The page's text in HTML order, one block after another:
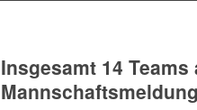
Insgesamt 14